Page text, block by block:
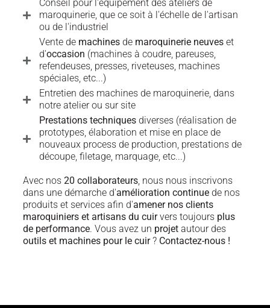
Conseil pour l'équipement des ateliers de
maroquinerie, que ce soit à l'échelle de l'artisan
ou de l'industriel
Vente de machinesde maroquinerie neuveset
d'occasion (machines à coudre, pareuses,
refendeuses, presses, riveteuses, machines
spéciales, etc...)
Entretien des machines de maroquinerie, dans
notre atelier ou sur site
Prestations techniques diverses (réalisation de
prototypes, élaboration et mise en place de
nouveaux process de production, prestations de
découpe, filetage, marquage, etc...)
Avec nos20 collaborateurs, nous nous inscrivons
dans une démarche d'amélioration continue de nos
produits et services afin d'amener nos clients
maroquiniers et artisans du cuirvers toujours plus
de performance. Vous avez un projet autour des
outils et machines pour le cuir? Contactez-nous !